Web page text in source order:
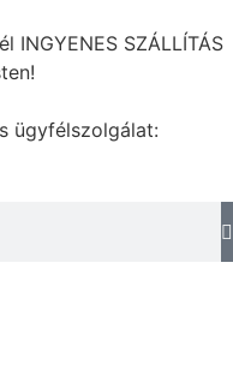
INGYENES SZÁLLÍTÁS
ügyfélszolgálat: